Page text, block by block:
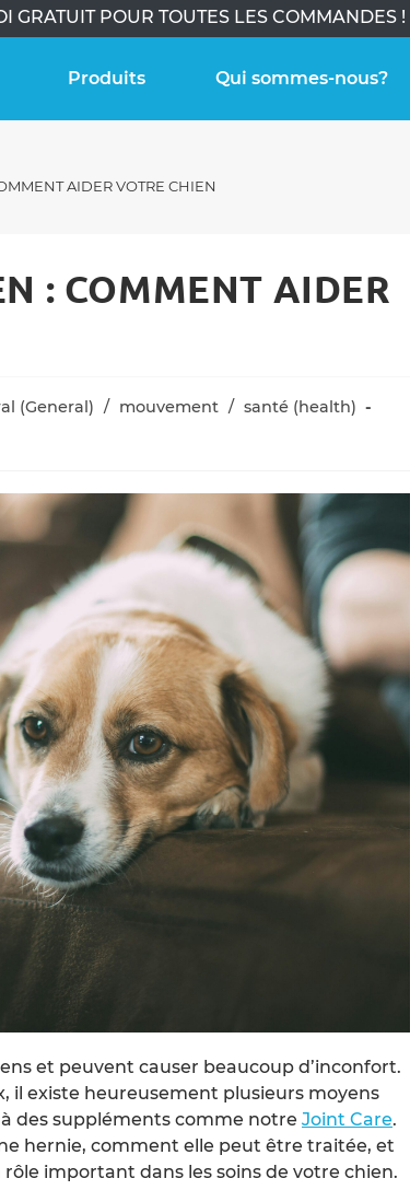
GRATUIT POUR TOUTES LES COMMANDES !
Produits Qui sommes-nous?
AIDER VOTRE CHIEN
: COMMENT AIDER
(General) / mouvement / santé (health)
et peuvent causer beaucoup d’inconfort.
il existe heureusement plusieurs moyens
des suppléments comme notre Joint Care.
hernie, comment elle peut être traitée, et
important dans les soins de votre chien.